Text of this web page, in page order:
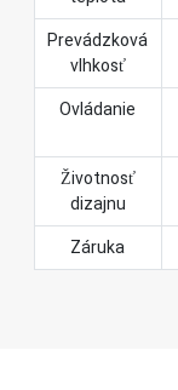
Prevádzková
vlhkosť
Ovládanie
Životnosť
dizajnu
Záruka